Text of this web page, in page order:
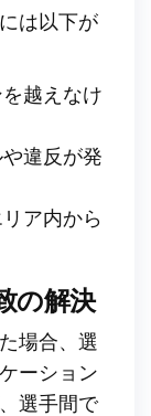
は以下が
越えなけ
違反が発
ア内から
の解決
場合、選
ーション
選手間で